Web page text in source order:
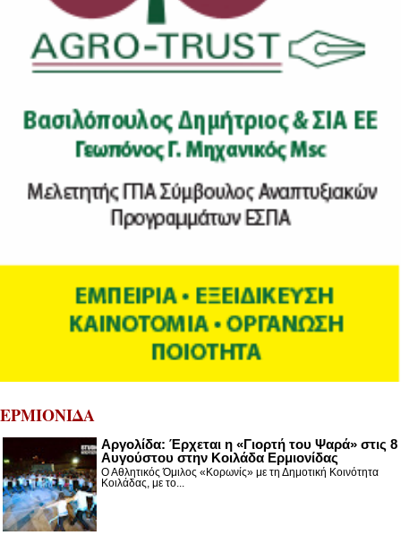
ΕΡΜΙΟΝΙΔΑ
Αργολίδα: Έρχεται η «Γιορτή του Ψαρά» στις 8
Αυγούστου στην Κοιλάδα Ερμιονίδας
Ο Αθλητικός Όμιλος «Κορωνίς» με τη Δημοτική Κοινότητα
Κοιλάδας, με το...